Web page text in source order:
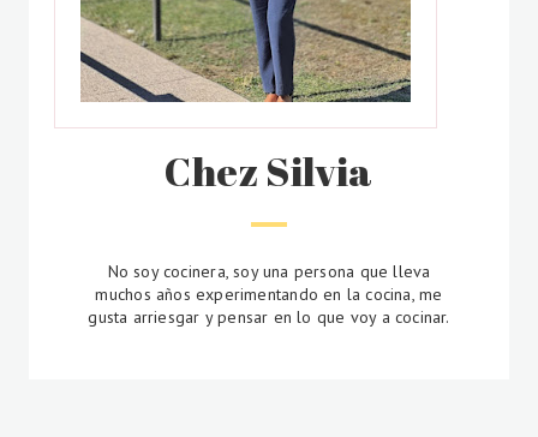
Chez Silvia
No soy cocinera, soy una persona que lleva
muchos años experimentando en la cocina, me
gusta arriesgar y pensar en lo que voy a cocinar.